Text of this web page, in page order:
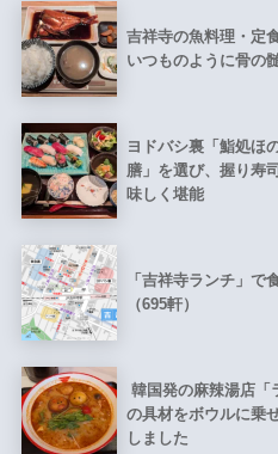
吉祥寺の魚料理・定
いつものように骨の
ヨドバシ裏「鮨処ほ
膳」を選び、握り寿
味しく堪能
「吉祥寺ランチ」で
（695軒）
韓国発の麻辣湯店「
の具材をボウルに乗
しました